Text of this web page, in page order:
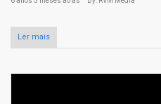
Ler mais